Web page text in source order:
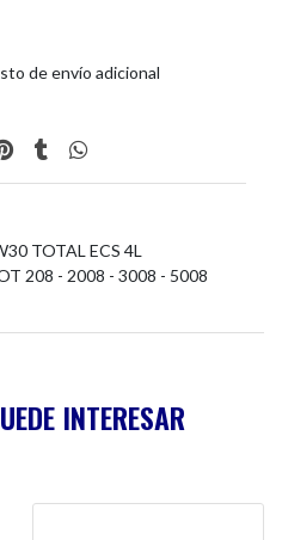
de envío adicional
TOTAL ECS 4L
208 - 2008 - 3008 - 5008
INTERESAR